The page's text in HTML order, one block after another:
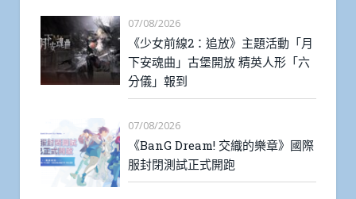
07/08/2026
《少女前線2：追放》主題活動「月
下安魂曲」古堡開放 精英人形「六
分儀」報到
07/08/2026
《BanG Dream! 交織的樂章》國際
服封閉測試正式開跑